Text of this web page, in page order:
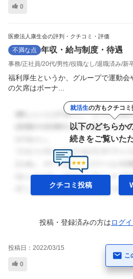
0
医療法人康生会の評判・クチコミ・評価
不満な点 年収・給与制度・待遇
事務 正社員 20代 男性 役職なし 退職済み 新
福利厚生というか、グループで運動
の欠席はボーナ...
就活生の方もクチコミ
以下のどちらか
続きをご覧いた
クチコミ投稿
投稿・登録済みの方はログ
投稿日： 2022/03/15
0
こ